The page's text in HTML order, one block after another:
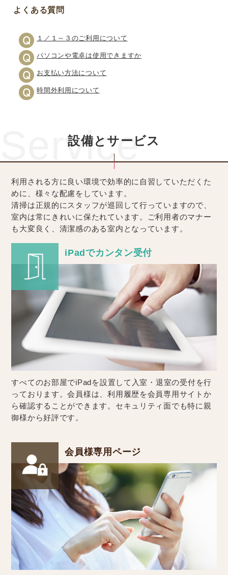
よくある質問
１／１～３のご利用について
パソコンや電卓は使用できますか
お支払い方法について
時間外利用について